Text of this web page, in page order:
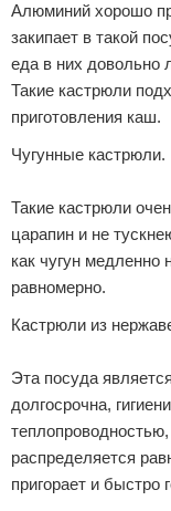
Алюминий хорошо
закипает в такой
еда в них довольно
Такие кастрюли
приготовления каш.
Чугунные кастрюли.
Такие кастрюли
царапин и не
как чугун медленно
равномерно.
Кастрюли из
Эта посуда
долгосрочна,
распределяется
пригорает и быстро